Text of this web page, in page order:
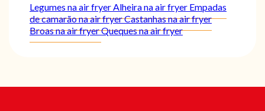
Legumes na air fryer Alheira na air fryer Empadas
de camarão na air fryerCastanhas na air fryer
Broas na air fryerQueques na air fryer